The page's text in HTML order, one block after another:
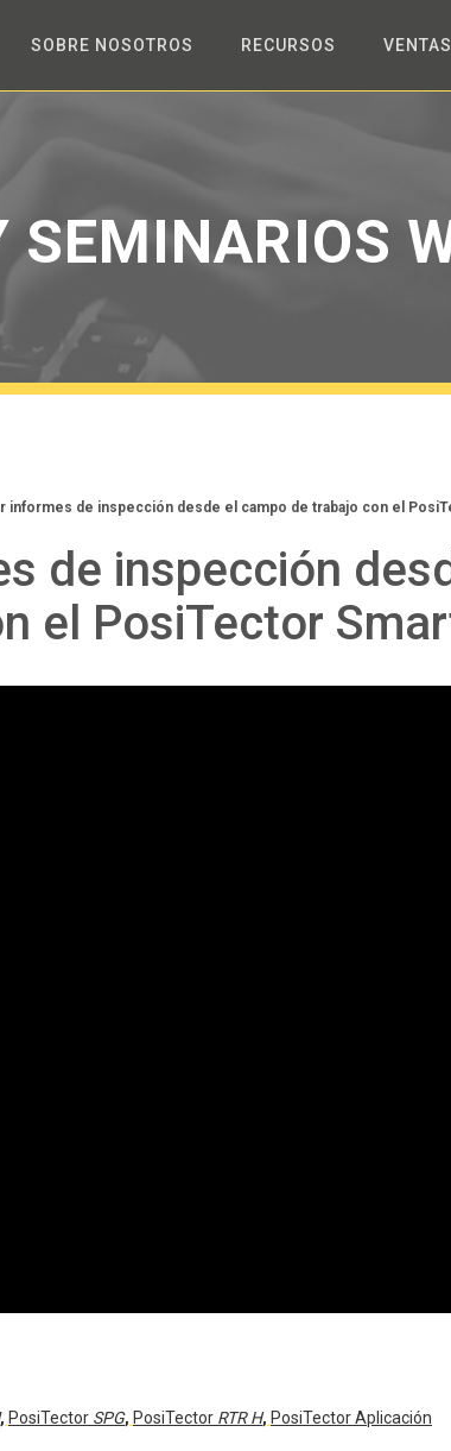
SOBRE NOSOTROS RECURSOS VENTAS
SEMINARIOS
informes de inspección desde el campo de trabajo con el
de inspección
el PosiTector
, PosiTector SPG, PosiTector RTR H, PosiTector Aplicación